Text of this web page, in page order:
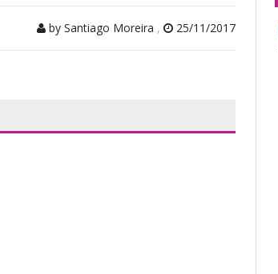
by Santiago Moreira , 25/11/2017